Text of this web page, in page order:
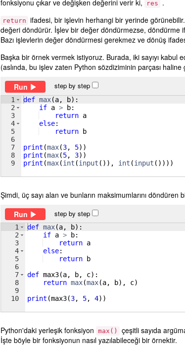
fonksiyonu çıkar ve değişken değerini verir ki, res .
return ifadesi, bir işlevin herhangi bir yerinde
değeri döndürür. İşlev bir değer döndürmezse, döndürme
Bazı işlevlerin değer döndürmesi gerekmez ve dönüş
Başka bir örnek vermek istiyoruz. Burada, iki sayıyı
(aslında, bu işlev zaten Python sözdiziminin parçası haline
Run
step by step
1
2
3
4
5
6
7
8
9
def max(a, b) :
if a > b:
return a
else:
return
b
print (max(3, 5))
print (max(5, 3))
print (max(int (input ( )) , int (input ( ))))
Şimdi, üç sayı alan ve bunların maksimumlarını döndüren
Run
step by step
1
2
3
4
5
6
7
8
9
10
def max(a, b) :
if a > b:
return a
else:
return
b
def max3(a, b, c) :
return max(max(a, b) , c)
print (max3(3, 5, 4))
Python'daki yerleşik fonksiyon max()
çeşitli sayıda
İşte böyle bir fonksiyonun nasıl yazılabileceği bir örnektir.